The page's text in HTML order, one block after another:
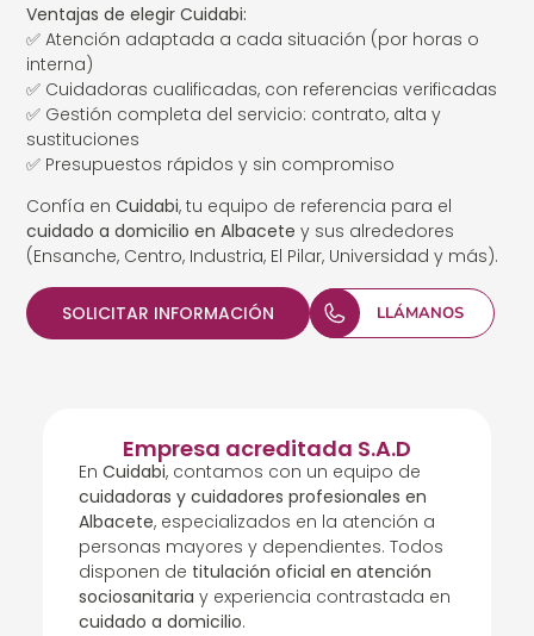
Ventajas de elegir Cuidabi:
✅ Atención adaptada a cada situación (por horas o
interna)
✅ Cuidadoras cualificadas, con referencias verificadas
✅ Gestión completa del servicio: contrato, alta y
sustituciones
✅ Presupuestos rápidos y sin compromiso
Confía enCuidabi, tu equipo de referencia para el
cuidado a domicilio en Albacete y sus alrededores
(Ensanche, Centro, Industria, El Pilar, Universidad y más).
SOLICITAR INFORMACIÓN LLÁMANOS
Empresa acreditada S.A.D
En Cuidabi, contamos con un equipo de
cuidadoras y cuidadores profesionales en
Albacete, especializados en la atención a
personas mayores y dependientes. Todos
disponen de titulación oficial en atención
sociosanitaria y experiencia contrastada en
cuidado a domicilio.